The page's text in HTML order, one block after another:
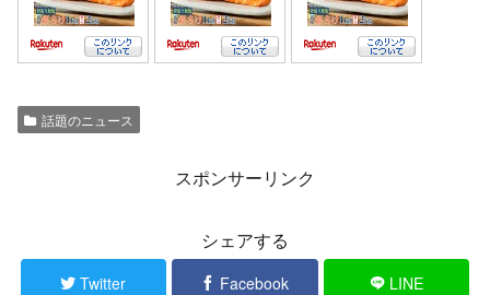
話題のニュース
スポンサーリンク
シェアする
Twitter Facebook LINE